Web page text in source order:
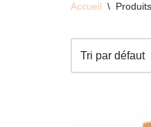
Accueil \